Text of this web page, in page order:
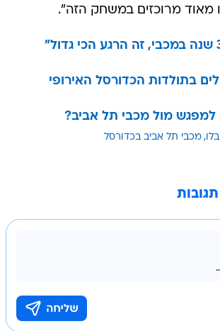
מאוד מרוכזים במשחק הזה".
למפגש מול מכבי תל אביב?
בלו מכבי תל אביב בכדורסל